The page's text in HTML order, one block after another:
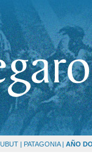
| PATAGONIA | AÑO